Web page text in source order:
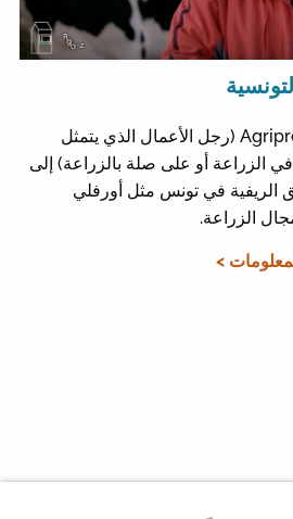
يهدف مشروع Agripreneur 3.0 (رجل الأعمال الذي يتمثل
الزراعة أو على صلة بالزراعة) إلى
الريفية في تونس مثل أورفلي
الزراعة.
>